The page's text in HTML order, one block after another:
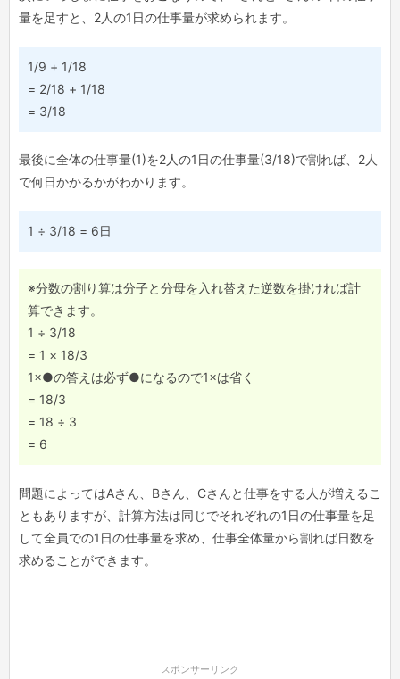
量を足すと、2人の1日の仕事量が求められます。
1/9 + 1/18
= 2/18 + 1/18
= 3/18
最後に全体の仕事量(1)を2人の1日の仕事量(3/18)で割れば、2人
で何日かかるかがわかります。
1 ÷ 3/18 = 6日
※分数の割り算は分子と分母を入れ替えた逆数を掛ければ計
算できます。
1 ÷ 3/18
= 1 × 18/3
1×●の答えは必ず●になるので1×は省く
= 18/3
= 18 ÷ 3
= 6
問題によってはAさん、Bさん、Cさんと仕事をする人が増えるこ
ともありますが、計算方法は同じでそれぞれの1日の仕事量を足
して全員での1日の仕事量を求め、仕事全体量から割れば日数を
求めることができます。
スポンサーリンク